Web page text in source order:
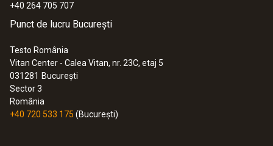
+40 264 705 707
Punct de lucru București
Testo România
Vitan Center - Calea Vitan, nr. 23C, etaj 5
031281 București
Sector 3
România
+40 720 533 175 (București)